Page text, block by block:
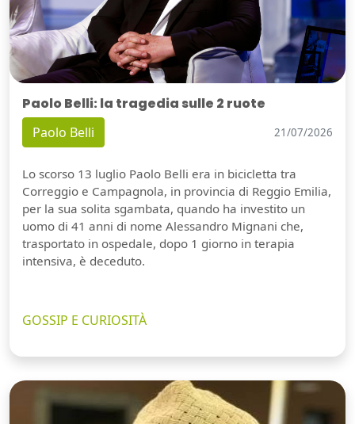
Paolo Belli: la tragedia sulle 2 ruote
Paolo Belli 21/07/2026
Lo scorso 13 luglio Paolo Belli era in bicicletta tra
Correggio e Campagnola, in provincia di Reggio Emilia,
per la sua solita sgambata, quando ha investito un
uomo di 41 anni di nome Alessandro Mignani che,
trasportato in ospedale, dopo 1 giorno in terapia
intensiva, è deceduto.
GOSSIP E CURIOSITÀ